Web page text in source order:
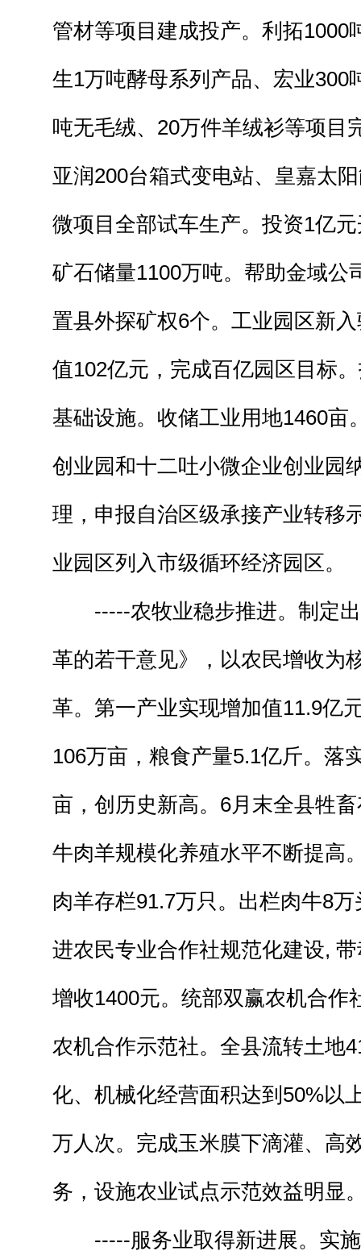
管材等项目建成投产。利拓1000
生1万吨酵母系列产品、宏业300
吨无毛绒、20万件羊绒衫等项目
亚润200台箱式变电站、皇嘉太
微项目全部试车生产。投资1亿
矿石储量1100万吨。帮助金域公
置县外探矿权6个。工业园区新
值102亿元，完成百亿园区目标
基础设施。收储工业用地1460亩
创业园和十二吐小微企业创业园
理，申报自治区级承接产业转移
业园区列入市级循环经济园区。
-----农牧业稳步推进。制定出
革的若干意见》，以农民增收为
革。第一产业实现增加值11.9亿
106万亩，粮食产量5.1亿斤。落
亩，创历史新高。6月末全县牲
牛肉羊规模化养殖水平不断提高
肉羊存栏91.7万只。出栏肉牛8
进农民专业合作社规范化建设,
增收1400元。统部双赢农机合作
农机合作示范社。全县流转土地
化、机械化经营面积达到50%以
万人次。完成玉米膜下滴灌、高
务，设施农业试点示范效益明显
-----服务业取得新进展。实施